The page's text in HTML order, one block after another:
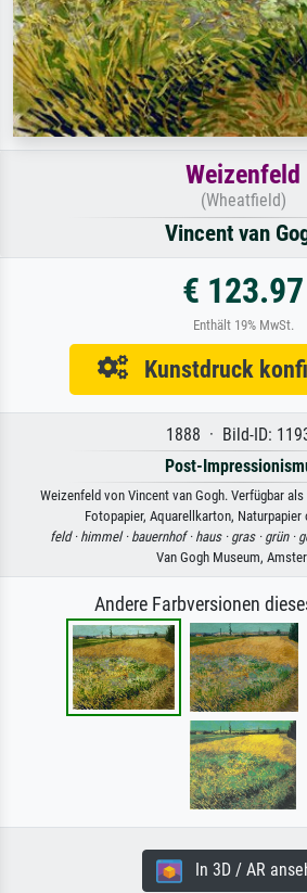
Weizenfeld
(Wheatfield)
Vincent van
€ 123.97
Enthält 19% MwSt.
Kunstdruck
1888 · Bild-ID:
Post-
Weizenfeld von Vincent van Gogh. Verfügbar
Fotopapier, Aquarellkarton, Naturpapier
feld · himmel · bauernhof · haus · gras · grün ·
Van Gogh Museum,
Andere Farbversionen
In 3D / AR